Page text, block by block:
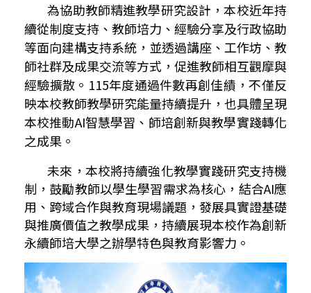
為協助教師精進教學研究設計，本校近年持
續從制度支持、教師培力、經驗分享及行政協助
等面向建構支持系統，並透過講座、工作坊、教
師社群及成果交流等方式，促進教師相互觀摩與
經驗擴散。 115年度通過件數再創佳績，不僅反
映本校教師教學研究能量持續提升，也具體呈現
本校推動AI智慧學習、師培創新與教學實踐轉化
之成果。
未來，本校將持續強化教學實踐研究支持機
制，鼓勵教師以學生學習需求為核心，結合AI應
用、跨域合作與教育現場議題，發展具實證基礎
與推廣價值之教學成果，持續展現本校作為創新
永續師培大學之辦學特色與教育影響力。